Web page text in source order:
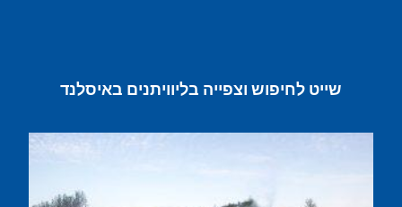
שייט לחיפוש וצפייה בליוויתנים באיסלנד